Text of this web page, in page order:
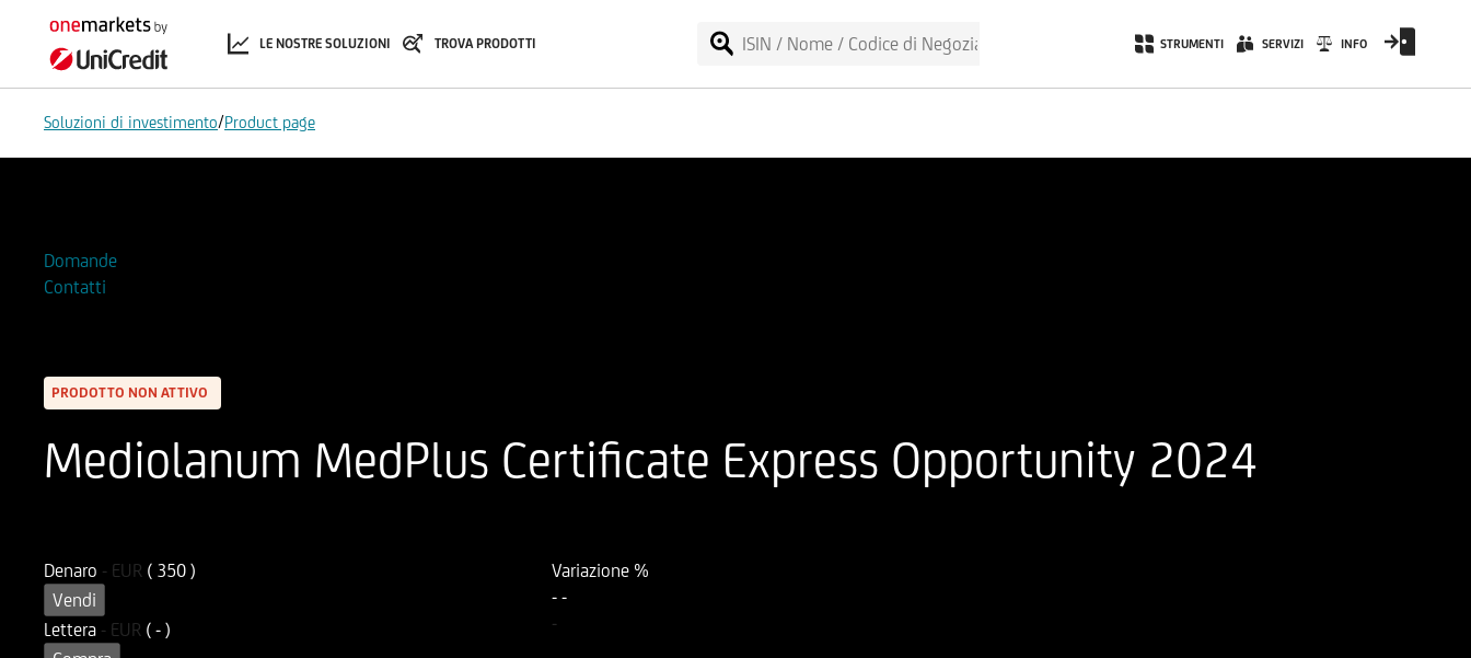
LE NOSTRE SOLUZIONI TROVA PRODOTTI STRUMENTI SERVIZI INFO
Soluzioni di investimento/Product page
Domande
Contatti
PRODOTTO NON ATTIVO
Mediolanum MedPlus Certificate Express Opportunity 2024
Denaro - EUR ( 350 )
Vendi
Lettera - EUR ( - )
Variazione %
--
-